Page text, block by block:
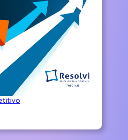
difende il proprio